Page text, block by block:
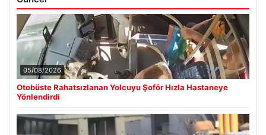
05/08/2026
Otobüste Rahatsızlanan Yolcuyu Şoför Hızla Hastaneye
Yönlendirdi